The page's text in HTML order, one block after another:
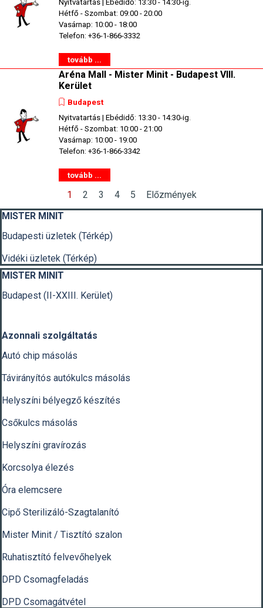
Nyitvatartás | Ebédidő: 13:30 - 14:30-ig.
Hétfő - Szombat: 09:00 - 20:00
Vasárnap: 10:00 - 18:00
Telefon: +36-1-866-3332
tovább ...
Aréna Mall - Mister Minit - Budapest VIII.
Kerület
Budapest
Nyitvatartás | Ebédidő: 13:30 - 14:30-ig.
Hétfő - Szombat: 10:00 - 21:00
Vasárnap: 10:00 - 19:00
Telefon: +36-1-866-3342
tovább ...
Jelenlegi oldal:
1 Ugrás az oldalra:
2 Ugrás az oldalra:
3 Ugrás az oldalra:
4 Ugrás az oldalra:
5
Előzmények
Kihagy blokk MISTER MINIT
MISTER MINIT
Budapesti üzletek (Térkép)
Vidéki üzletek (Térkép)
Kihagy blokk MISTER MINIT
MISTER MINIT
Budapest (II-XXIII. Kerület)
Azonnali szolgáltatás
Autó chip másolás
Távirányítós autókulcs másolás
Helyszíni bélyegző készítés
Csőkulcs másolás
Helyszíni gravírozás
Korcsolya élezés
Óra elemcsere
Cipő Sterilizáló-Szagtalanító
Mister Minit / Tisztító szalon
Ruhatisztító felvevőhelyek
DPD Csomagfeladás
DPD Csomagátvétel